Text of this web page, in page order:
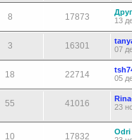
8 17873
13
3 16301
07
18 22714
05
55 41016
23
10 17832
Odri